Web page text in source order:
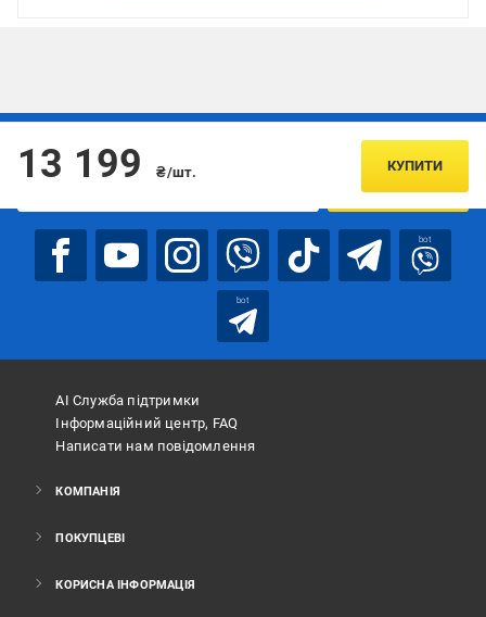
13 199 ₴/шт. КУПИТИ
Підписуйтесь, щоб дізнаватись першим про акції та пропозиції
ПІДПИСАТИСЯ
bot
bot
АІ Служба підтримки
Інформаційний центр, FAQ
Написати нам повідомлення
КОМПАНІЯ
ПОКУПЦЕВІ
КОРИСНА ІНФОРМАЦІЯ